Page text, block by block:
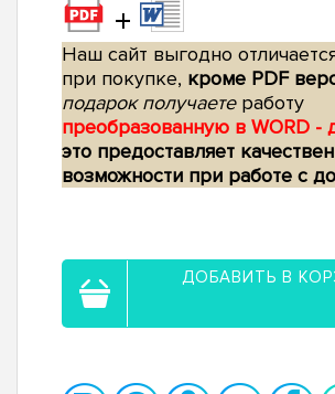
+
Наш сайт выгодно
при покупке, кроме PDF
подарок получаетеработу
преобразованную в WORD -
это предоставляет
возможности при работе с
ДОБАВИТЬ В